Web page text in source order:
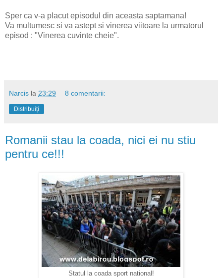
Sper ca v-a placut episodul din aceasta saptamana!
Va multumesc si va astept si vinerea viitoare la urmatorul
episod : "Vinerea cuvinte cheie".
Narcis la 23:29 8 comentarii:
Distribuiți
Romanii stau la coada, nici ei nu stiu
pentru ce!!!
Statul la coada sport national!